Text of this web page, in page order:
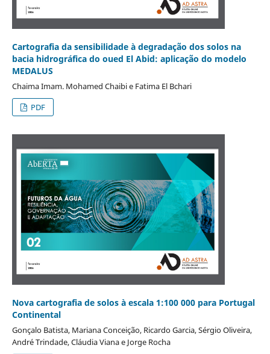
Cartografia da sensibilidade à degradação dos solos na
bacia hidrográfica do oued El Abid: aplicação do modelo
MEDALUS
Chaima Imam. Mohamed Chaibi e Fatima El Bchari
PDF
Nova cartografia de solos à escala 1:100 000 para Portugal
Continental
Gonçalo Batista, Mariana Conceição, Ricardo Garcia, Sérgio Oliveira,
André Trindade, Cláudia Viana e Jorge Rocha